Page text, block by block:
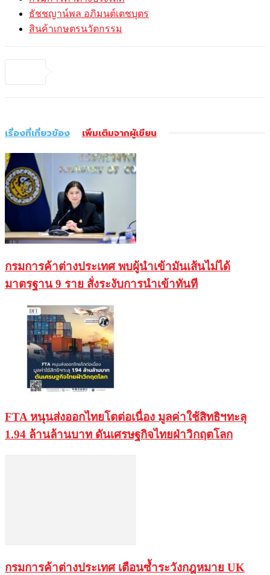
ธัชชญาน์พล อภิมนต์เตชบุตร
สินค้าเกษตรนวัตกรรม
เรื่องที่เกี่ยวข้อง เพิ่มเติมจากผู้เขียน
กรมการค้าต่างประเทศ พบผู้นำเข้ามันเส้นไม่ได้
มาตรฐาน 9 ราย สั่งระงับการนำเข้าทันที
FTA หนุนส่งออกไทยโตต่อเนื่อง มูลค่าใช้สิทธิฯทะลุ
1.94 ล้านล้านบาท ดันเศรษฐกิจไทยฝ่าวิกฤตโลก
กรมการค้าต่างประเทศ เตือนซ้ำระวังกฎหมาย UK